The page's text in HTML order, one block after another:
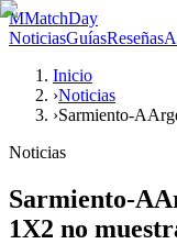
MMatchDay
NoticiasGuíasReseñas
Inicio
›Noticias
›Sarmiento-
Noticias
Sarmiento-
1X2 no